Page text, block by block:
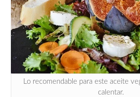
Lo recomendable para este aceite
calentar.